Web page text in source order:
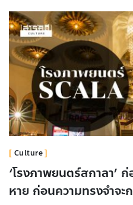
Culture
‘โรงภาพยนตร์สกาลา’
หาย ก่อนความทรงจำจะ